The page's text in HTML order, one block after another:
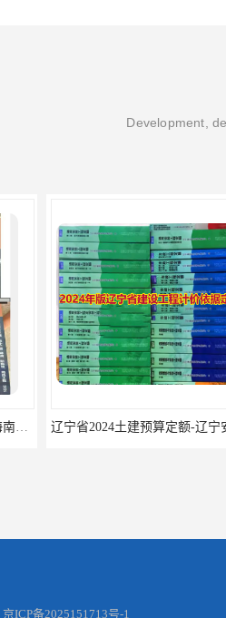
Development,
海南2024新定额人工费调整-海南2024版安装定额-海南2024房屋建筑定额-海南定额
京ICP备2025151713号-1